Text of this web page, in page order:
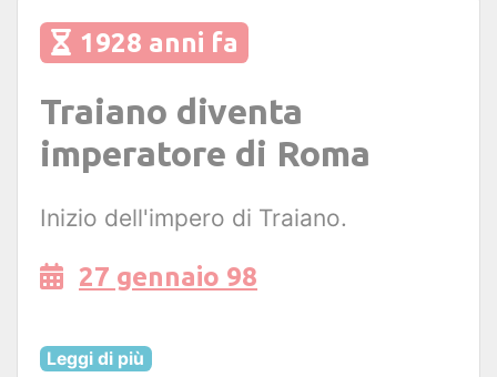
1928 anni fa
Traiano diventa
imperatore di Roma
Inizio dell'impero di Traiano.
27 gennaio 98
Leggi di più